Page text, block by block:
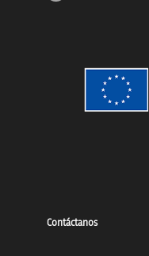
Contáctanos